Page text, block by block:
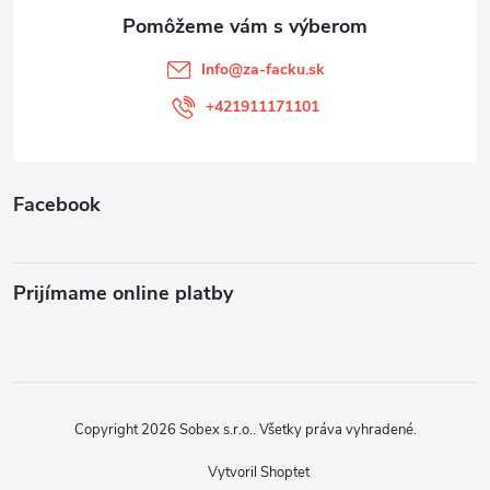
Facebook
Prijímame online platby
Info@za-facku.sk
+421911171101
Vytvoril Shoptet
Copyright 2026 Sobex s.r.o.. Všetky práva vyhradené.